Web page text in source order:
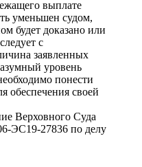
выплате
уменьшен судом,
будет доказано или
с
заявленных
уровень
понести
обеспечения своей
Верховного Суда
ЭС19-27836 по делу